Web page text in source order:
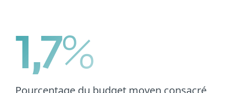
1,7%
Pourcentage du budget moyen consacré